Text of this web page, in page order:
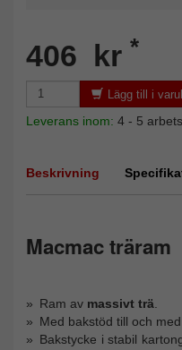
406 kr *
Lägg till i
Leverans inom: 4 - 5
Beskrivning
Macmac träram
Ram av massivt trä
Med bakstöd till och
Bakstycke i stabil